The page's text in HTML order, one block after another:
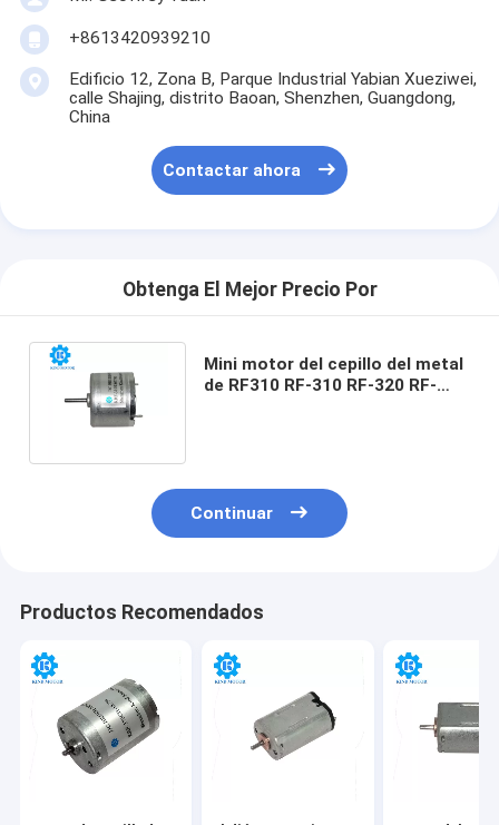
+8613420939210
Edificio 12, Zona B, Parque Industrial Yabian Xueziwei,
calle Shajing, distrito Baoan, Shenzhen, Guangdong,
China
Contactar ahora
Obtenga El Mejor Precio Por
Mini motor del cepillo del metal
de RF310 RF-310 RF-320 RF-
Continuar
Productos Recomendados